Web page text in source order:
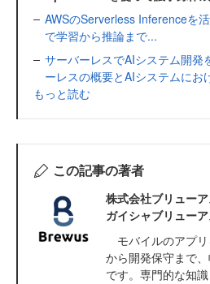
AWSのServerless Inferenceを
で学習から推論まで...
サーバーレスでAIシステム開発
ーレスの概要とAIシステムにお
もっと読む
この記事の著者
株式会社ブリュー
ガイシャブリュー
モバイルのアプ
から開発保守まで
です。専門的な知